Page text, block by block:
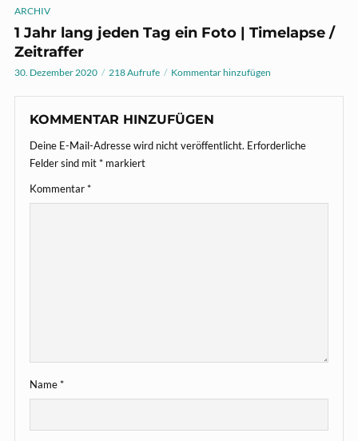
ARCHIV
1 Jahr lang jeden Tag ein Foto | Timelapse /
Zeitraffer
30. Dezember 2020 218 Aufrufe Kommentar hinzufügen
KOMMENTAR HINZUFÜGEN
Deine E-Mail-Adresse wird nicht veröffentlicht. Erforderliche
Felder sind mit* markiert
Kommentar*
Name*